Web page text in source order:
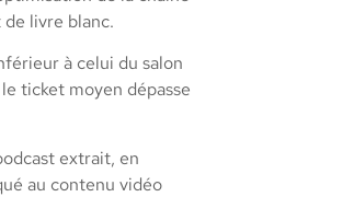
livre blanc.
à celui du salon
ticket moyen dépasse
extrait, en
au contenu vidéo